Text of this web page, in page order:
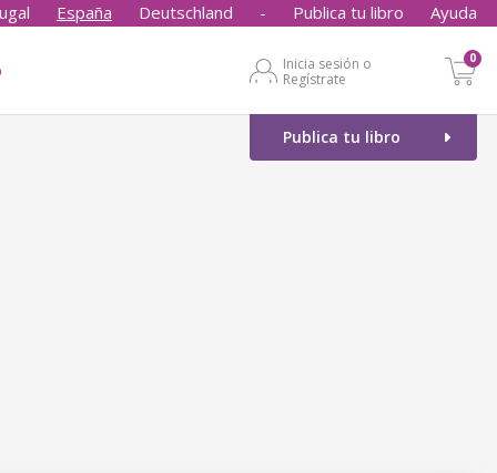
España Deutschland - Publica tu libro Ayuda
Inicia sesión o
Regístrate
0
Publica tu libro